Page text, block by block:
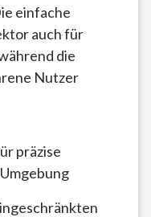
einfache
auch für
die
Nutzer
präzise